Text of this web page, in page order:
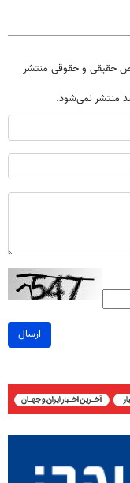
حقیقی و حقوقی منتشر
منتشر نمی‌شود.
ارسال